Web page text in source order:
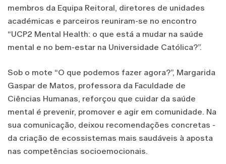
membros da Equipa Reitoral, diretores de unidades
académicas e parceiros reuniram-se no encontro
“UCP2 Mental Health: o que está a mudar na saúde
mental e no bem-estar na Universidade Católica?”.
Sob o mote “O que podemos fazer agora?”, Margarida
Gaspar de Matos, professora da Faculdade de
Ciências Humanas, reforçou que cuidar da saúde
mental é prevenir, promover e agir em comunidade. Na
sua comunicação, deixou recomendações concretas -
da criação de ecossistemas mais saudáveis à aposta
nas competências socioemocionais.